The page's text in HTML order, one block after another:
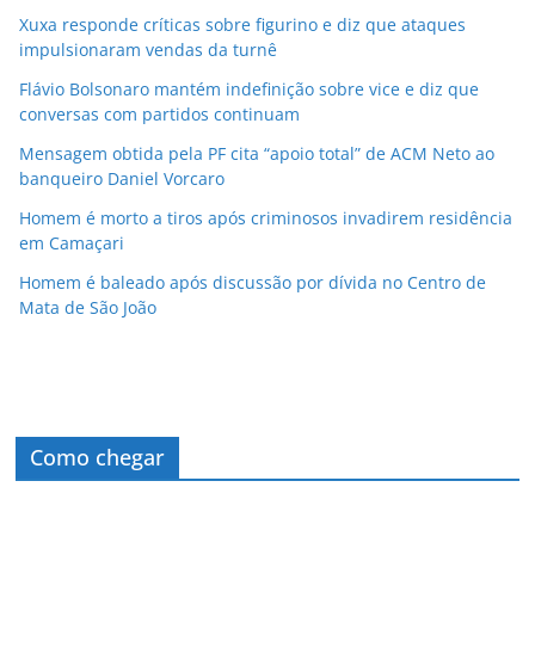
Xuxa responde críticas sobre figurino e diz que ataques
impulsionaram vendas da turnê
Flávio Bolsonaro mantém indefinição sobre vice e diz que
conversas com partidos continuam
Mensagem obtida pela PF cita “apoio total” de ACM Neto ao
banqueiro Daniel Vorcaro
Homem é morto a tiros após criminosos invadirem residência
em Camaçari
Homem é baleado após discussão por dívida no Centro de
Mata de São João
Como chegar